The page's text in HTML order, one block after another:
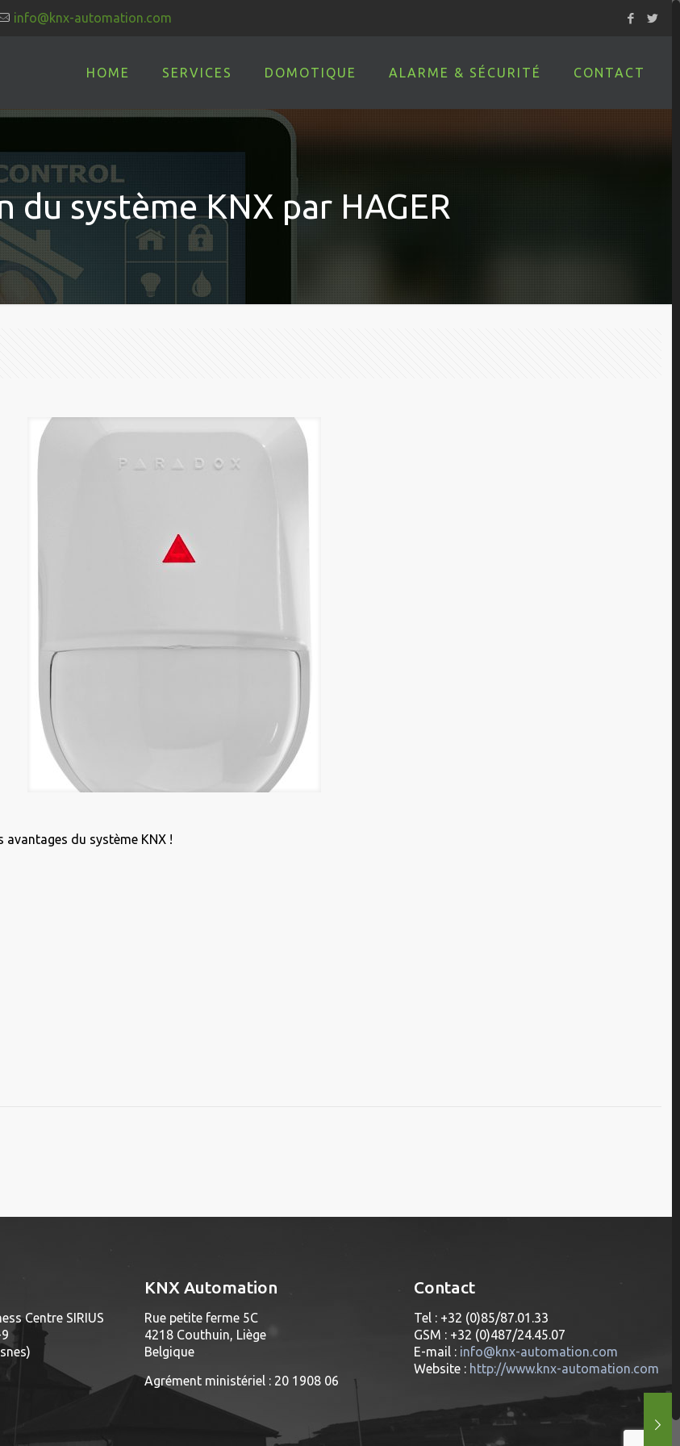
info@knx-automation.com
HOME SERVICES DOMOTIQUE ALARME & SÉCURITÉ CONTACT
du système KNX par HAGER
du système KNX !
Centre SIRIUS
KNX Automation
Rue petite ferme 5C
4218 Couthuin, Liège
Belgique
Agrément ministériel : 20 1908 06
Contact
Tel : +32 (0)85/87.01.33
GSM : +32 (0)487/24.45.07
E-mail : info@knx-automation.com
Website : http://www.knx-automation.com